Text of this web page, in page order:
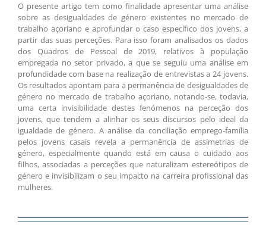
O presente artigo tem como finalidade apresentar uma análise
sobre as desigualdades de género existentes no mercado de
trabalho açoriano e aprofundar o caso específico dos jovens, a
partir das suas perceções. Para isso foram analisados os dados
dos Quadros de Pessoal de 2019, relativos à população
empregada no setor privado, a que se seguiu uma análise em
profundidade com base na realização de entrevistas a 24 jovens.
Os resultados apontam para a permanência de desigualdades de
género no mercado de trabalho açoriano, notando-se, todavia,
uma certa invisibilidade destes fenómenos na perceção dos
jovens, que tendem a alinhar os seus discursos pelo ideal da
igualdade de género. A análise da conciliação emprego-família
pelos jovens casais revela a permanência de assimetrias de
género, especialmente quando está em causa o cuidado aos
filhos, associadas a perceções que naturalizam estereótipos de
género e invisibilizam o seu impacto na carreira profissional das
mulheres.